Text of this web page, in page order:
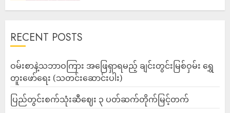
RECENT POSTS
ဝမ်းစာနဲ့သဘာဝကြား အဖြေရှာရမည့် ချင်းတွင်းမြစ်ဝှမ်း ရွှေ
တူးဖော်ရေး (သတင်းဆောင်းပါး)
ပြည်တွင်းစက်သုံးဆီဈေး ၃ ပတ်ဆက်တိုက်မြင့်တက်